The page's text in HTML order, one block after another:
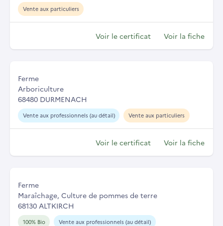
Vente aux particuliers
Voir le certificat Voir la fiche
Ferme
Arboriculture
68480 DURMENACH
Vente aux professionnels (au détail) Vente aux particuliers
Voir le certificat Voir la fiche
Ferme
Maraîchage, Culture de pommes de terre
68130 ALTKIRCH
100% Bio Vente aux professionnels (au détail)